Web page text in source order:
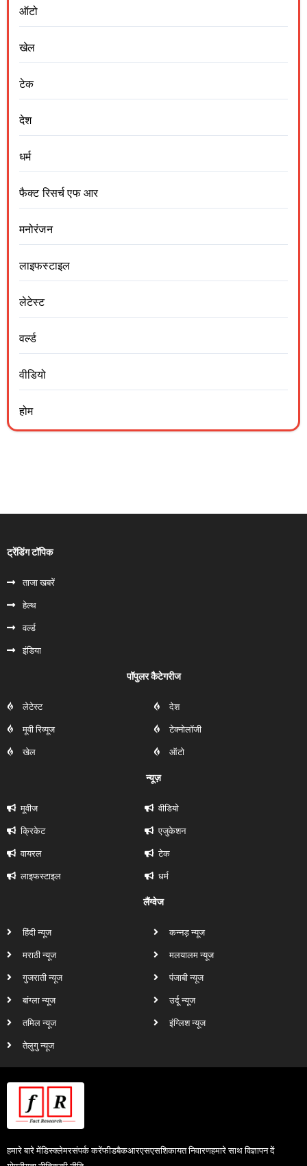
ऑटो
खेल
टेक
देश
धर्म
फैक्ट रिसर्च एफ आर
मनोरंजन
लाइफस्टाइल
लेटेस्ट
वर्ल्ड
वीडियो
होम
ट्रेंडिंग टॉपिक
ताजा खबरें
हेल्‍थ
वर्ल्ड
इंडिया
पॉपुलर कैटेगरीज
लेटेस्ट
मूवी रिव्यूज
खेल
देश
टेक्नोलॉजी
ऑटो
न्यूज़
मूवीज
क्रिकेट
वायरल
लाइफस्टाइल
वीडियो
एजुकेशन
टेक
धर्म
लैंग्वेज
हिंदी न्यूज
मराठी न्यूज
गुजराती न्यूज
बांग्ला न्यूज
तमिल न्यूज
तेलुगु न्यूज
कन्नड़ न्यूज
मलयालम न्यूज
पंजाबी न्यूज
उर्दू न्यूज
इंग्लिश न्यूज
हमारे बारे मेंडिस्क्लेमरसंपर्क करेंफीडबैकआरएसएसशिकायत निवारणहमारे साथ विज्ञापन दें